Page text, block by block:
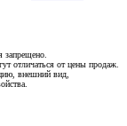
запрещено.
отличаться от цены продаж.
внешний вид,